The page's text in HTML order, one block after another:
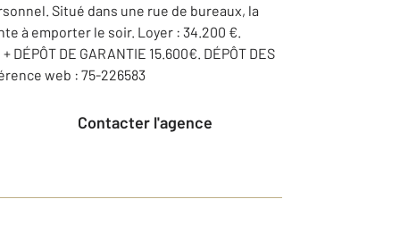
Situé dans une rue de bureaux, la
à emporter le soir. Loyer : 34.200 €.
DÉPÔT DE GARANTIE 15.600€. DÉPÔT DES
web : 75-226583
Contacter l'agence